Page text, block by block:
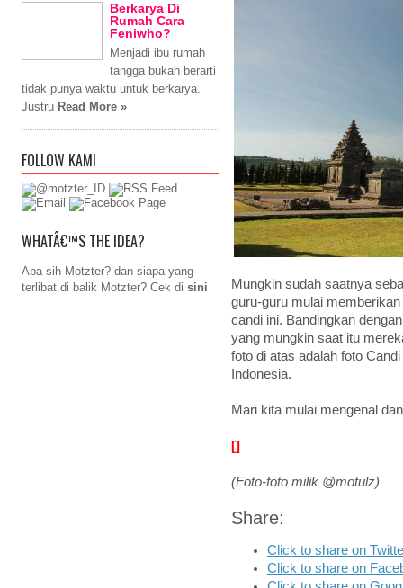
Mungkin sudah saatnya
guru-guru mulai
candi ini. Bandingkan
yang mungkin saat itu
foto di atas adalah foto
Indonesia.
Mari kita mulai mengenal
[]
(Foto-foto milik @motulz)
Share:
Click to share on
Click to share on
Berkarya Di
Rumah Cara
Feniwho?
Menjadi ibu rumah
tangga bukan berarti
tidak punya waktu untuk berkarya.
Justru Read More »
FOLLOW KAMI
WHATÂ€™S THE IDEA?
Apa sih Motzter? dan siapa yang
terlibat di balik Motzter? Cek di sini